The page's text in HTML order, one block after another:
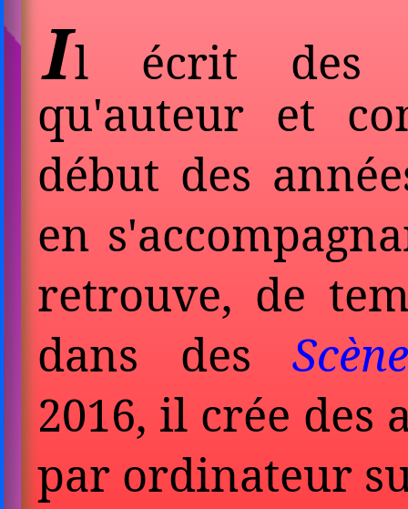
Il écrit des
qu'auteur et
début des
en
retrouve, de
dans des
2016, il crée des
par ordinateur